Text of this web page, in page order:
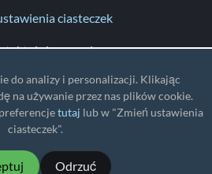
do analizy i personalizacji. Klikając
na używanie przez nas plików cookie.
tutaj lub w "Zmień ustawienia
ciasteczek".
Odrzuć
ciasteczek
się z nami
o aktualizacjach
TZ : UTC